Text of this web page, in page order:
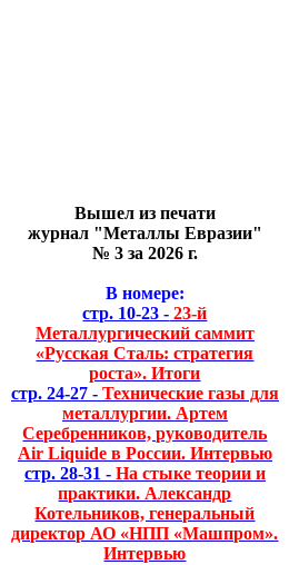
Вышел из печати
журнал "Металлы Евразии"
№ 3 за 2026 г.
В номере:
стр. 10-23 - 23-й
Металлургический саммит
«Русская Сталь: стратегия
роста». Итоги
стр. 24-27 - Технические газы для
металлургии. Артем
Серебренников, руководитель
Air Liquide в России. Интервью
стр. 28-31 - На стыке теории и
практики. Александр
Котельников, генеральный
директор АО «НПП «Машпром».
Интервью